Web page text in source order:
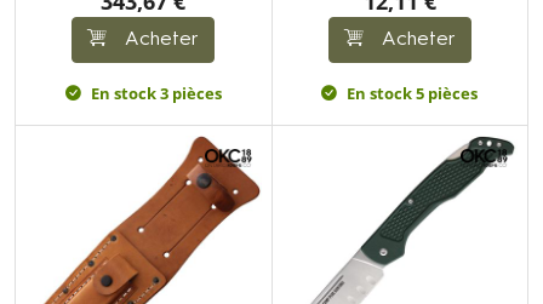
Acheter
En stock 3 pièces
Acheter
En stock 5 pièces